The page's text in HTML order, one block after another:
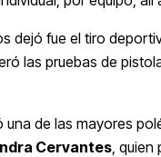
dejó fue el tiro
las pruebas de
de las mayores
Cervantes ,